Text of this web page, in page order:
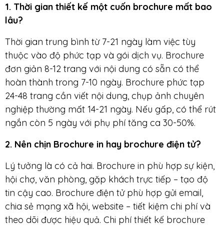
1. Thời gian thiết kế một cuốn brochure mất bao
lâu?
Thời gian trung bình từ 7-21 ngày làm việc tùy
thuộc vào độ phức tạp và gói dịch vụ. Brochure
đơn giản 8-12 trang với nội dung có sẵn có thể
hoàn thành trong 7-10 ngày. Brochure phức tạp
24-48 trang cần viết nội dung, chụp ảnh chuyên
nghiệp thường mất 14-21 ngày. Nếu gấp, có thể rút
ngắn còn 5 ngày với phụ phí tăng ca 30-50%.
2. Nên chịn Brochure in hay brochure điện tử?
Lý tưởng là có cả hai. Brochure in phù hợp sự kiện,
hội chợ, văn phòng, gặp khách trực tiếp – tạo độ
tin cậy cao. Brochure điện tử phù hợp gửi email,
chia sẻ mạng xã hội, website – tiết kiệm chi phí và
theo dõi được hiệu quả. Chi phí thiết kế brochure